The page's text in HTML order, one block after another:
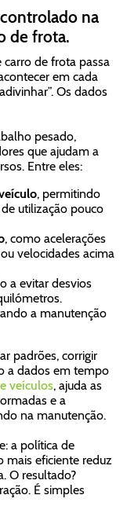
na
de frota.
de frota passa
em cada
Os dados
pesado,
que ajudam a
Entre eles:
, permitindo
utilização pouco
, como acelerações
velocidades acima
a evitar desvios
a manutenção
padrões, corrigir
a dados em tempo
veículos, ajuda as
e a
na manutenção.
a política de
mais eficiente reduz
O resultado?
É simples